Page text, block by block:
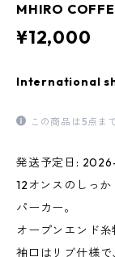
MHIRO
¥12,000
International
この商品は5点ま
発送予定日:
12オンスのしっ
パーカー。
オープンエンド
袖口はリブ仕様